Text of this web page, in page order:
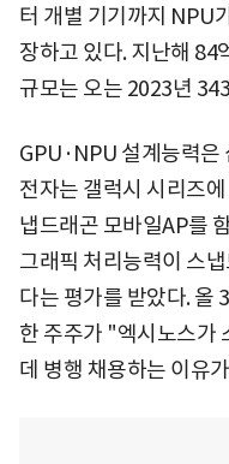
터 개별 기기까지 NPU
장하고 있다. 지난해 84
규모는 오는 2023년
GPU·NPU 설계능력은
전자는 갤럭시 시리즈
냅드래곤 모바일AP를
그래픽 처리능력이 스
다는 평가를 받았다. 올
한 주주가 "엑시노스가
데 병행 채용하는 이유